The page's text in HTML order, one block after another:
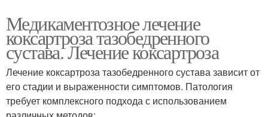
Медикаментозное лечение
коксартроза тазобедренного
сустава. Лечение коксартроза
Лечение коксартроза тазобедренного сустава зависит от
его стадии и выраженности симптомов. Патология
требует комплексного подхода с использованием